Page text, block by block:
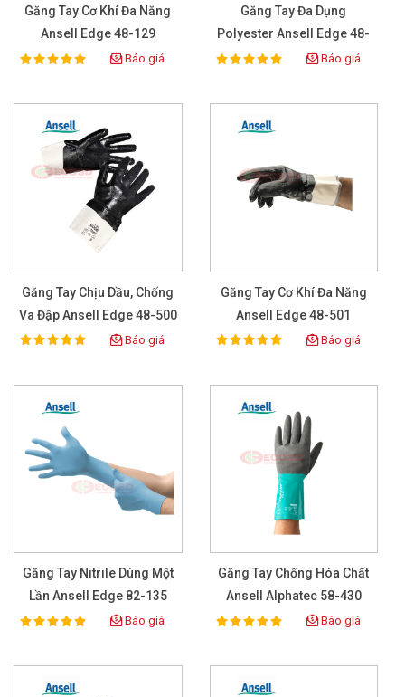
Găng Tay Cơ Khí Đa Năng
Ansell Edge 48-129
Rating:
100% Báo giá
Găng Tay Đa Dụng
Polyester Ansell Edge 48-
Rating:
100% Báo giá
Găng Tay Chịu Dầu, Chống
Va Đập Ansell Edge 48-500
Rating:
100% Báo giá
Găng Tay Cơ Khí Đa Năng
Ansell Edge 48-501
Rating:
100% Báo giá
Găng Tay Nitrile Dùng Một
Lần Ansell Edge 82-135
Rating:
100% Báo giá
Găng Tay Chống Hóa Chất
Ansell Alphatec 58-430
Rating:
100% Báo giá